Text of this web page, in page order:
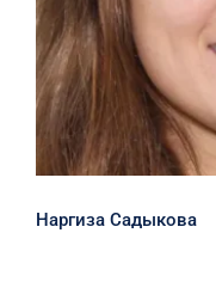
Наргиза Садыкова